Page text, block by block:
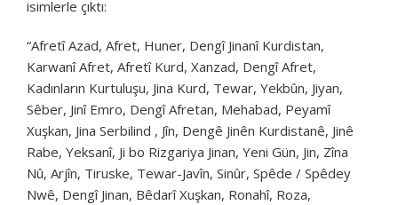
isimlerle çıktı:
“Afretî Azad, Afret, Huner, Dengî Jinanî Kurdistan,
Karwanî Afret, Afretî Kurd, Xanzad, Dengî Afret,
Kadınların Kurtuluşu, Jina Kurd, Tewar, Yekbûn, Jiyan,
Sêber, Jinî Emro, Dengî Afretan, Mehabad, Peyamî
Xuşkan, Jina Serbilind , Jîn, Dengê Jinên Kurdistanê, Jinê
Rabe, Yeksanî, Ji bo Rizgariya Jinan, Yeni Gün, Jin, Zîna
Nû, Arjîn, Tiruske, Tewar-Javîn, Sinûr, Spêde / Spêdey
Nwê, Dengî Jinan, Bêdarî Xuşkan, Ronahî, Roza,